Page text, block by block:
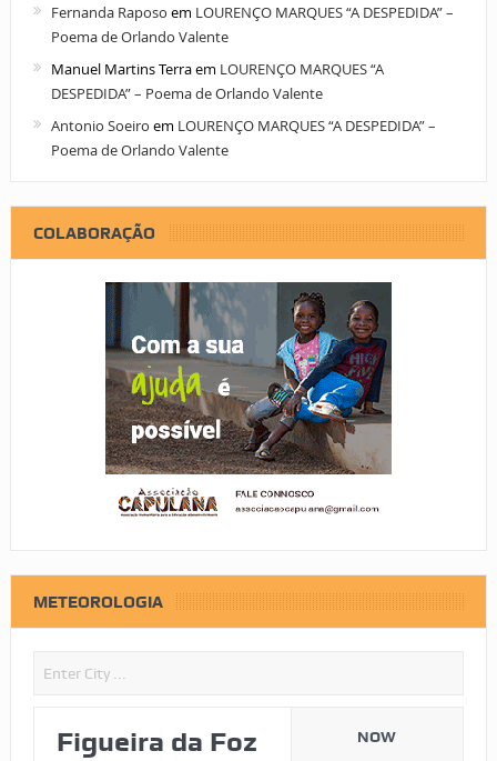
Fernanda Raposo em LOURENÇO MARQUES “A DESPEDIDA” –
Poema de Orlando Valente
Manuel Martins Terraem LOURENÇO MARQUES “A
DESPEDIDA” – Poema de Orlando Valente
Antonio Soeiro em LOURENÇO MARQUES “A DESPEDIDA” –
Poema de Orlando Valente
COLABORAÇÃO
METEOROLOGIA
Figueira da Foz NOW